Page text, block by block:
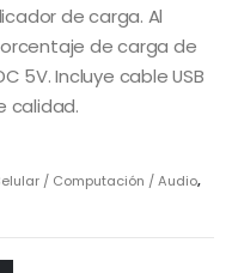
de carga. Al
de carga de
5V. Incluye cable USB
calidad.
/ Computación / Audio,